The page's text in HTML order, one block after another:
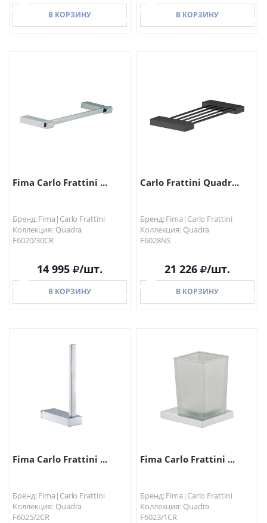
В КОРЗИНУ В КОРЗИНУ
Fima Carlo Frattini ...
Бренд: Fima|Carlo Frattini
Коллекция: Quadra
F6020/30CR
14 995 /шт.
В КОРЗИНУ
Carlo Frattini Quadr...
Бренд: Fima|Carlo Frattini
Коллекция: Quadra
F6028NS
21 226 /шт.
В КОРЗИНУ
В КОРЗИНУ
Fima Carlo Frattini ...
Бренд: Fima|Carlo Frattini
Коллекция: Quadra
F6025/2CR
Fima Carlo Frattini ...
Бренд: Fima|Carlo Frattini
Коллекция: Quadra
F6023/1CR